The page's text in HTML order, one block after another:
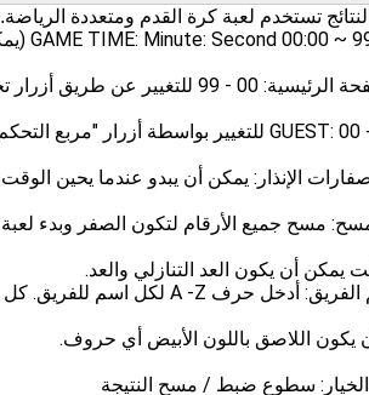
تستخدم لعبة كرة القدم ومتعددة الرياضة.
يكون اللاصق باللون الأبيض أي حروف.
سطوع ضبط / مسح النتيجة